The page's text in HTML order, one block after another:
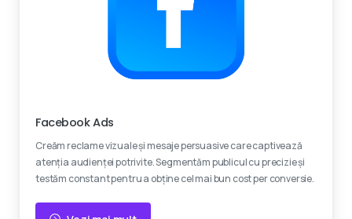
Facebook Ads
Creăm reclame vizuale și mesaje persuasive care captivează
atenția audienței potrivite. Segmentăm publicul cu precizie și
testăm constant pentru a obține cel mai bun cost per conversie.